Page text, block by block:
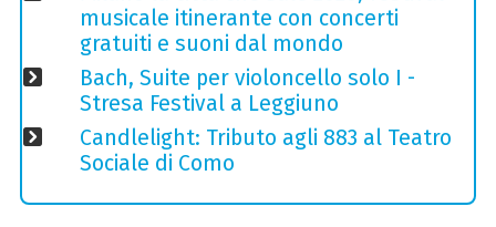
musicale itinerante con concerti
gratuiti e suoni dal mondo
Bach, Suite per violoncello solo I -
Stresa Festival a Leggiuno
Candlelight: Tributo agli 883 al Teatro
Sociale di Como